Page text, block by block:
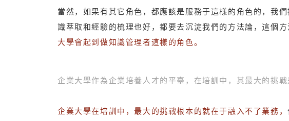
當然，如果有其它角色，都應該是服務于這樣的角色的，我
識萃取和經驗的梳理也好，都要去沉淀我們的方法論，這個
大學會起到做知識管理者這樣的角色。
企業大學作為企業培養人才的平臺，在培訓中，其最大的挑戰
企業大學在培訓中，最大的挑戰根本的就在于融入不了業務，